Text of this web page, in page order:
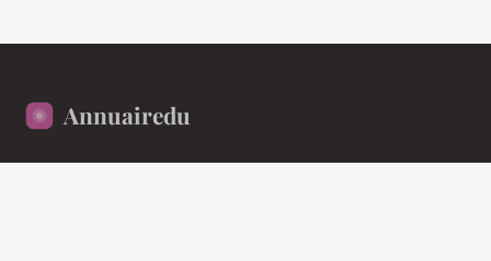
Annuairedu